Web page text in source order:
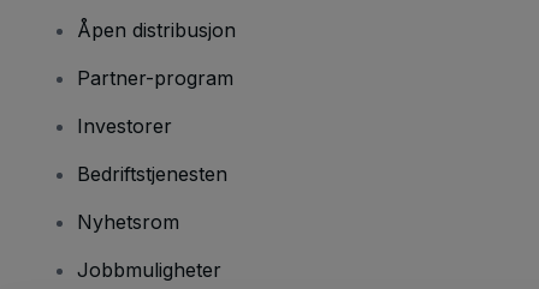
Åpen distribusjon
Partner-program
Investorer
Bedriftstjenesten
Nyhetsrom
Jobbmuligheter